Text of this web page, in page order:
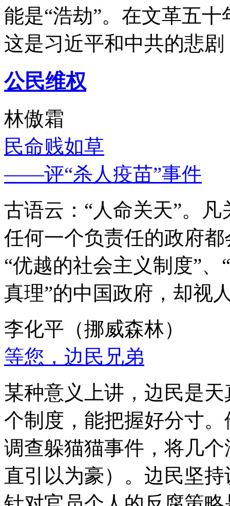
能是“浩劫”。在文革五
这是习近平和中共的悲
公民维权
林傲霜
民命贱如草
——评“杀人疫苗”事件
古语云：“人命关天”。
任何一个负责任的政府
“优越的社会主义制度”
真理”的中国政府，却视
李化平（挪威森林）
等您，边民兄弟
某种意义上讲，边民是
个制度，能把握好分寸
调查躲猫猫事件，将几
直引以为豪）。边民坚